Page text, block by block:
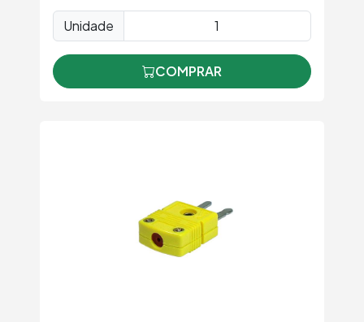
Unidade
COMPRAR